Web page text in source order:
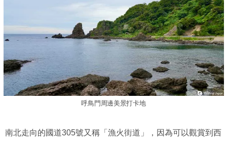
呼鳥門周邊美景打卡地
南北走向的國道305號又稱「漁火街道」，因為可以觀賞到西